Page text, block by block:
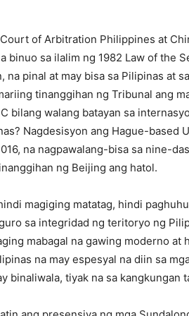
of Arbitration Philippines at
binuo sa ilalim ng 1982 Law of the
pinal at may bisa sa Pilipinas at sa
tinanggihan ng Tribunal ang
bilang walang batayan sa
Nagdesisyon ang Hague-based
na nagpawalang-bisa sa nine-
ng Beijing ang hatol.
magiging matatag, hindi
sa integridad ng teritoryo ng
mabagal na gawing moderno at
na may espesyal na diin sa
binaliwala, tiyak na sa kangkungan